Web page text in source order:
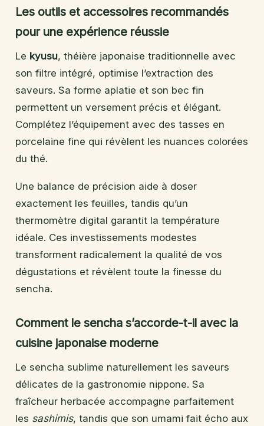
Les outils et accessoires recommandés
pour une expérience réussie
Le kyusu, théière japonaise traditionnelle avec
son filtre intégré, optimise l’extraction des
saveurs. Sa forme aplatie et son bec fin
permettent un versement précis et élégant.
Complétez l’équipement avec des tasses en
porcelaine fine qui révèlent les nuances colorées
du thé.
Une balance de précision aide à doser
exactement les feuilles, tandis qu’un
thermomètre digital garantit la température
idéale. Ces investissements modestes
transforment radicalement la qualité de vos
dégustations et révèlent toute la finesse du
sencha.
Comment le sencha s’accorde-t-il avec la
cuisine japonaise moderne
Le sencha sublime naturellement les saveurs
délicates de la gastronomie nippone. Sa
fraîcheur herbacée accompagne parfaitement
les sashimis, tandis que son umami fait écho aux